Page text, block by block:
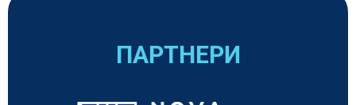
ПАРТНЕРИ